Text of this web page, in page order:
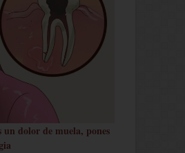
un dolor de muela, pones